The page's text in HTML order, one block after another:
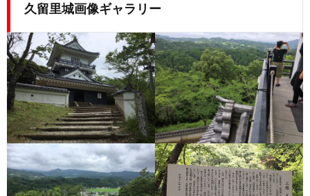
久留里城画像ギャラリー